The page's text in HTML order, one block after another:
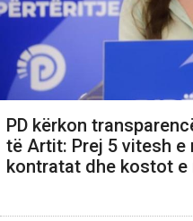
PD kërkon
të Artit: Prej 5 vitesh e
kontratat dhe kostot